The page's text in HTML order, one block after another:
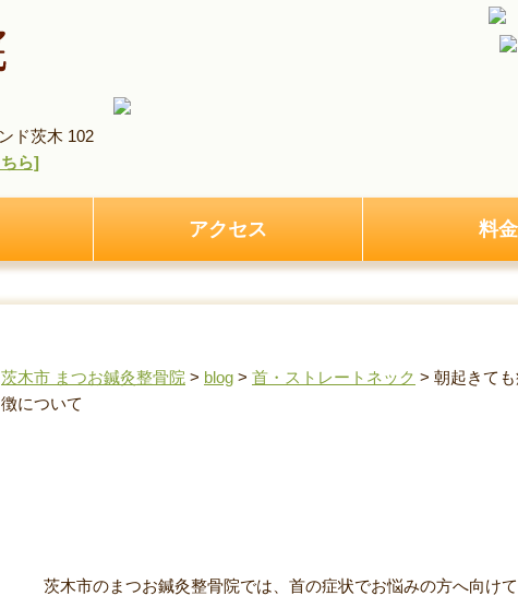
ド茨木 102
ら]
アクセス 料金
茨木市 まつお鍼灸整骨院 > blog > 首・ストレートネック > 朝起きて
徴について
茨木市のまつお鍼灸整骨院では、首の症状でお悩みの方へ向け